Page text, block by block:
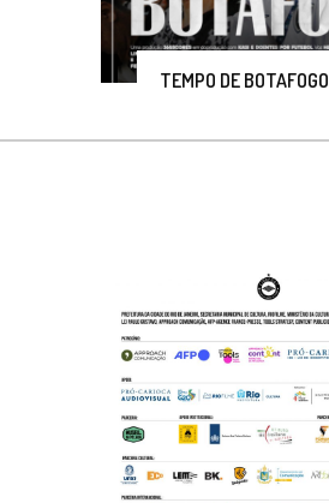
TEMPO DE BOTAFOGO